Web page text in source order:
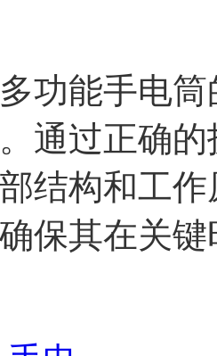
功能手电
通过正确
结构和工
保其在关